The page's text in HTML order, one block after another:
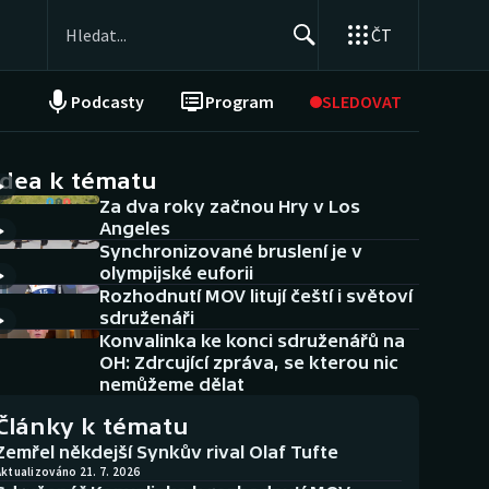
ČT
Podcasty Program SLEDOVAT
NEPŘEHLÉDNĚTE
Historické návraty
Aplikace ČT sport
AZ kvíz
k tématu
Za dva roky začnou Hry v Los
Angeles
Synchronizované bruslení je v
olympijské euforii
Rozhodnutí MOV litují čeští i světoví
sdruženáři
Konvalinka ke konci sdruženářů na
OH: Zdrcující zpráva, se kterou nic
nemůžeme dělat
k tématu
někdejší Synkův rival Olaf Tufte
21. 7. 2026